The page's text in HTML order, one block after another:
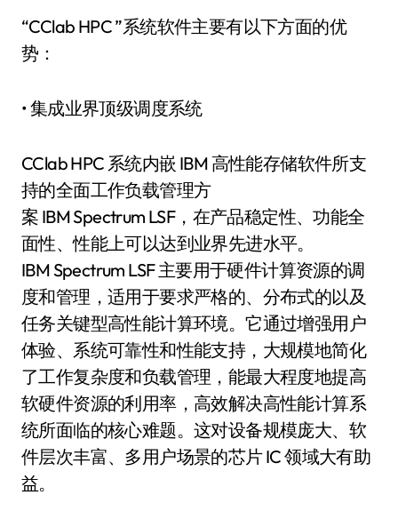
“CClab HPC ”系统软件主要有以下方面的优
势：
• 集成业界顶级调度系统
CClab HPC 系统内嵌 IBM 高性能存储软件所支
持的全面工作负载管理方
案 IBM Spectrum LSF，在产品稳定性、功能全
面性、性能上可以达到业界先进水平。
IBM Spectrum LSF 主要用于硬件计算资源的调
度和管理，适用于要求严格的、分布式的以及
任务关键型高性能计算环境。它通过增强用户
体验、系统可靠性和性能支持，大规模地简化
了工作复杂度和负载管理，能最大程度地提高
软硬件资源的利用率，高效解决高性能计算系
统所面临的核心难题。这对设备规模庞大、软
件层次丰富、多用户场景的芯片 IC 领域大有助
益。